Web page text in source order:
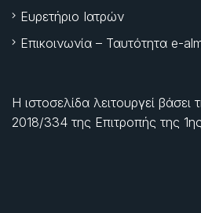
Ευρετήριο Ιατρών
Επικοινωνία – Ταυτότητα e-
Η ιστοσελίδα λειτουργεί
2018/334 της Επιτροπής της